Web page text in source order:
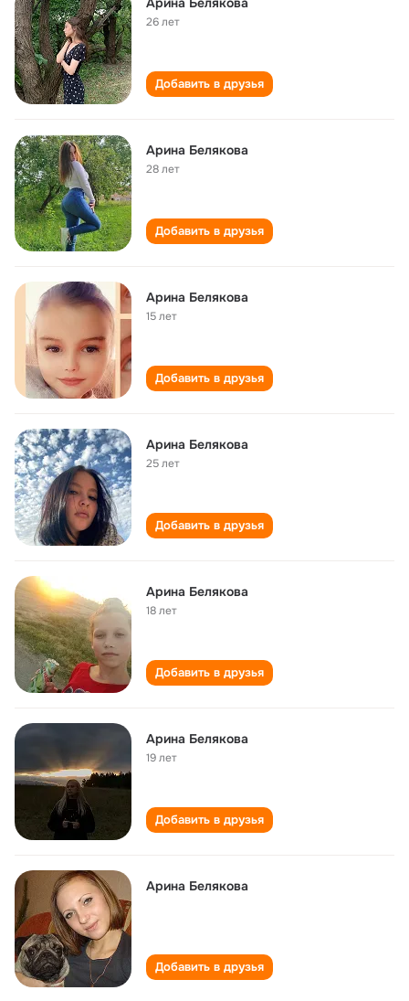
26 лет
Добавить в друзья
Арина Белякова
28 лет
Добавить в друзья
Арина Белякова
15 лет
Добавить в друзья
Арина Белякова
25 лет
Добавить в друзья
Арина Белякова
18 лет
Добавить в друзья
Арина Белякова
19 лет
Добавить в друзья
Арина Белякова
Добавить в друзья